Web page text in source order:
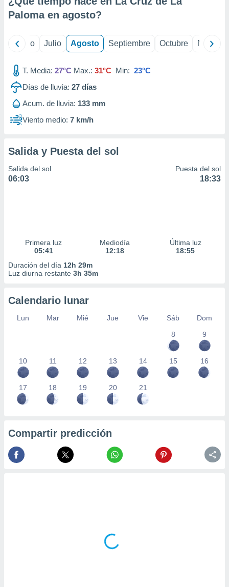
e
publicidad
publicidad
de
Paloma en agosto?
Junio Julio Agosto Septiembre Octubre
T. Media: 27°C Max.: 31°C Min: 23°C
Días de lluvia: 27 días
Acum. de lluvia: 133 mm
Viento medio: 7 km/h
Salida y Puesta del sol
Salida del sol
06:03
Puesta del sol
18:33
Primera luz
05:41
Mediodía
12:18
Última luz
18:55
Duración del día 12h 29m
Luz diurna restante 3h 35m
Calendario lunar
Lun Mar Mié Jue Vie Sáb
Dom
8
9
10 11 12 13 14 15 16
17 18 19 20 21
Compartir predicción